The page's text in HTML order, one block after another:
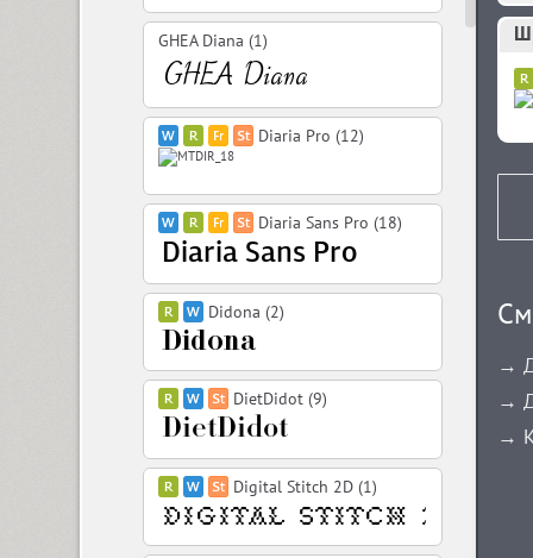
GHEA Diana (1)
Diaria Pro (12)
Diaria Sans Pro (18)
Didona (2)
DietDidot (9)
Digital Stitch 2D (1)
→
→
→